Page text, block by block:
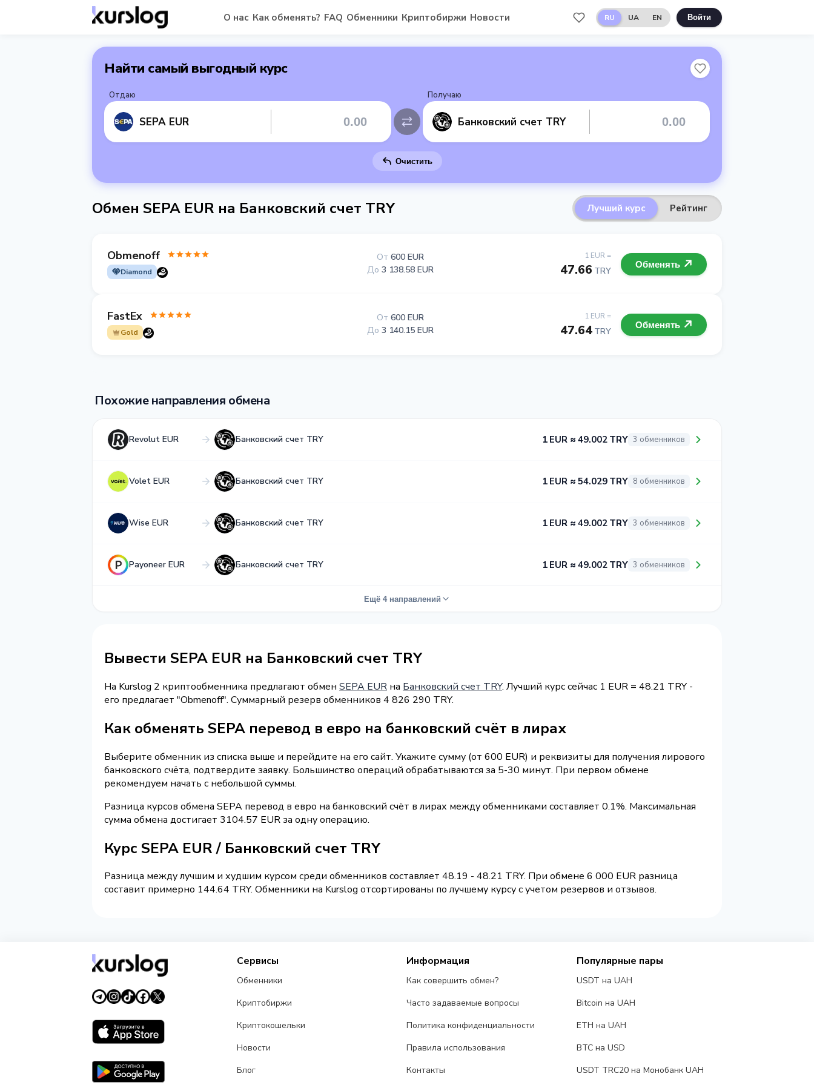
О нас Как обменять? FAQ Обменники Криптобиржи Новости RU UA EN Войти
Найти самый выгодный курс
Отдаю
SEPA EUR
Получаю
Банковский счет TRY
Очистить
Обмен SEPA EUR на Банковский счет TRY Лучший курс Рейтинг
Obmenoff
Diamond
1 EUR =
47.66 TRY
От 600 EUR
До 3 138.58 EUR Обменять
FastEx
Gold
1 EUR =
47.64 TRY
От 600 EUR
До 3 140.15 EUR Обменять
Похожие направления обмена
Revolut EUR Банковский счет TRY 1 EUR ≈ 49.002 TRY 3 обменников
Volet EUR Банковский счет TRY 1 EUR ≈ 54.029 TRY 8 обменников
Wise EUR Банковский счет TRY 1 EUR ≈ 49.002 TRY 3 обменников
Payoneer EUR Банковский счет TRY 1 EUR ≈ 49.002 TRY 3 обменников
Ещё 4 направлений
Вывести SEPA EUR на Банковский счет TRY
На Kurslog 2 криптообменника предлагают обмен SEPA EUR на Банковский счет TRY. Лучший курс сейчас 1 EUR = 48.21 TRY -
его предлагает "Obmenoff". Суммарный резерв обменников 4 826 290 TRY.
Как обменять SEPA перевод в евро на банковский счёт в лирах
Выберите обменник из списка выше и перейдите на его сайт. Укажите сумму (от 600 EUR) и реквизиты для получения лирового
банковского счёта, подтвердите заявку. Большинство операций обрабатываются за 5-30 минут. При первом обмене
рекомендуем начать с небольшой суммы.
Разница курсов обмена SEPA перевод в евро на банковский счёт в лирах между обменниками составляет 0.1%. Максимальная
сумма обмена достигает 3104.57 EUR за одну операцию.
Курс SEPA EUR / Банковский счет TRY
Разница между лучшим и худшим курсом среди обменников составляет 48.19 - 48.21 TRY. При обмене 6 000 EUR разница
составит примерно 144.64 TRY. Обменники на Kurslog отсортированы по лучшему курсу с учетом резервов и отзывов.
Сервисы
Обменники
Криптобиржи
Криптокошельки
Новости
Блог
Информация
Как совершить обмен?
Часто задаваемые вопросы
Политика конфиденциальности
Правила использования
Контакты
Популярные пары
USDT на UAH
Bitcoin на UAH
ETH на UAH
BTC на USD
USDT TRC20 на Монобанк UAH